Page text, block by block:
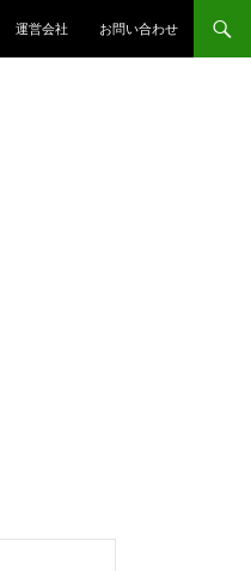
運営会社
お問い合わせ